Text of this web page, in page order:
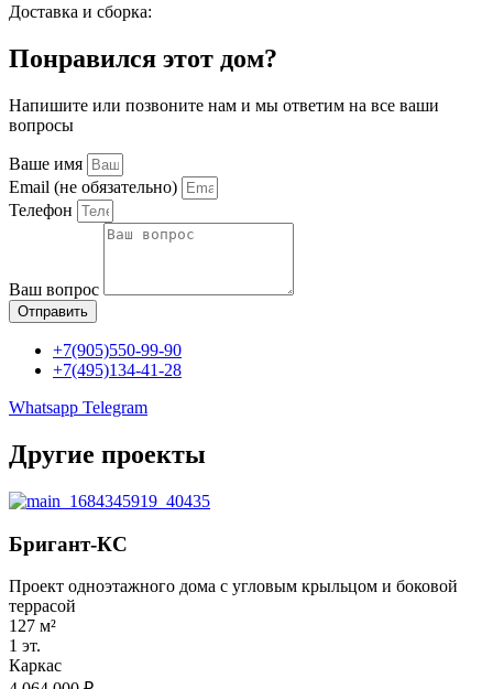
Доставка и сборка:
Понравился этот дом?
Напишите или позвоните нам и мы ответим на все ваши
вопросы
Ваше имя
Email (не обязательно)
Телефон
Ваш вопрос
Отправить
+7(905)550-99-90
+7(495)134-41-28
Whatsapp Telegram
Другие проекты
Бригант-КС
Проект одноэтажного дома с угловым крыльцом и боковой
террасой
127 м²
1 эт.
Каркас